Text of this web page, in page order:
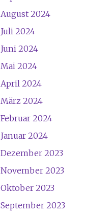
August 2024
Juli 2024
Juni 2024
Mai 2024
April 2024
März 2024
Februar 2024
Januar 2024
Dezember 2023
November 2023
Oktober 2023
September 2023